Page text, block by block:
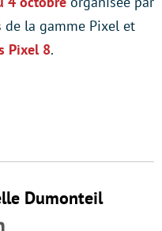
de la gamme Pixel et
Pixel 8.
Dumonteil